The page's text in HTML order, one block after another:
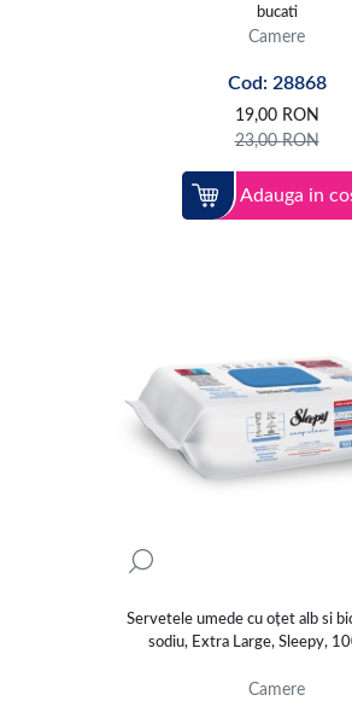
bucati
Camere
Cod: 28868
19,00 RON
23,00RON
Adauga in
Servetele umede cu oțet alb si
sodiu, Extra Large, Sleepy,
Camere